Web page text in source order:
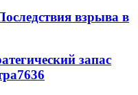
взрыва в
запас
7636